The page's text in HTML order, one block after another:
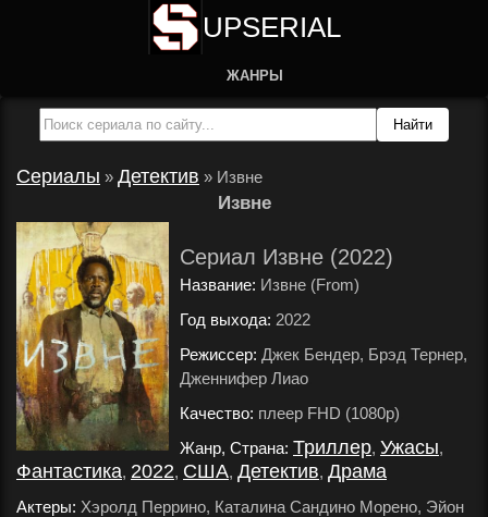
UPSERIAL
ЖАНРЫ
Сериалы » Детектив » Извне
Извне
Сериал Извне (2022)
Название: Извне (From)
Год выхода: 2022
Режиссер: Джек Бендер, Брэд Тернер,
Дженнифер Лиао
Качество: плеер FHD (1080p)
Жанр, Страна: Триллер, Ужасы,
Фантастика, 2022, США, Детектив, Драма
Актеры: Хэролд Перрино, Каталина Сандино Морено, Эйон